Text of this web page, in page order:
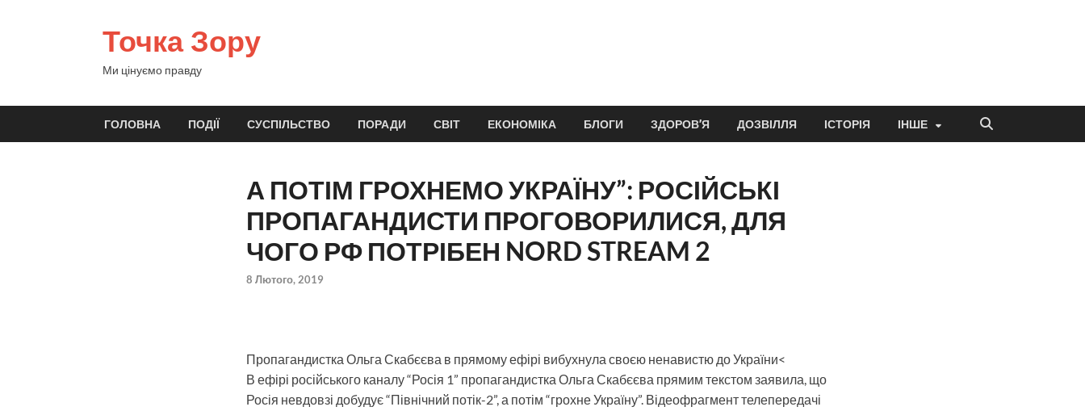
Точка Зору
Ми цінуємо правду
ГОЛОВНА ПОДІЇ СУСПІЛЬСТВО ПОРАДИ СВІТ ЕКОНОМІКА БЛОГИ ЗДОРОВ’Я ДОЗВІЛЛЯ ІСТОРІЯ ІНШЕ
А ПОТІМ ГРОХНЕМО УКРАЇНУ”: РОСІЙСЬКІ
ПРОПАГАНДИСТИ ПРОГОВОРИЛИСЯ, ДЛЯ
ЧОГО РФ ПОТРІБЕН NORD STREAM 2
8 Лютого, 2019
Пропагандистка Ольга Скабєєва в прямому ефірі вибухнула своєю ненавистю до України<
В ефірі російського каналу “Росія 1” пропагандистка Ольга Скабєєва прямим текстом заявила, що
Росія невдовзі добудує “Північний потік-2”, а потім “грохне Україну”. Відеофрагмент телепередачі